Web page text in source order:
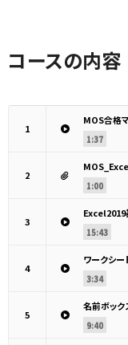
コースの内容
1
MOS合格
1:37
2
1:00
3
15:43
4
ワークシ
3:34
5
名前ボック
9:40